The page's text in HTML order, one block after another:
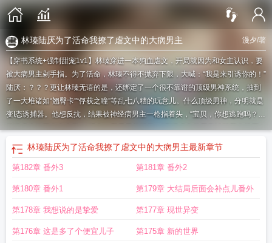
漫夕/著
林瑧陆厌为了活命我撩了虐文中的大病男主
【穿书系统+强制甜宠1v1】林瑧穿进一本狗血虐文，开局就因为和女主认识，要
被大病男主剁手指。为了活命，林瑧不得不抛弃下限，大喊：“我是来引诱你的！”
陆厌：？？？更让林瑧无语的是，还绑定了一个很不靠谱的顶级男神系统，抽到
了一大堆诸如“翘臀卡”“俘获之瞳”等乱七八糟的玩意儿。什么顶级男神，分明就是
变I态诱捕器。他想反抗，结果被神经病男主一枪指着头，“宝贝，你想逃跑吗？”
陆饮冰 林肆陆厌对四要不起 陆厌林肆 林肆陆厌
林瑧陆厌为了活命我撩了虐文中的大病男主最新章节
第182章 番外3 第181章 番外2
第180章 番外1 第179章 大结局后面会补点儿番外
第178章 我想说的是挚爱 第177章 现世异变
第176章 这是多了个便宜儿子 第175章 新的世界